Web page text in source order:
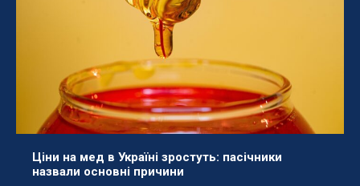
Ціни на мед в Україні зростуть: пасічники
назвали основні причини